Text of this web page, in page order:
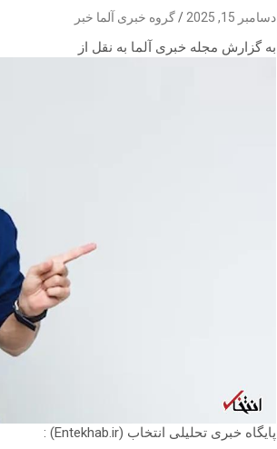
دسامبر 15, 2025 گروه خبری آلما خبر
به گزارش مجله خبری آلما به نقل از
پایگاه خبری تحلیلی انتخاب (Entekhab.ir) :